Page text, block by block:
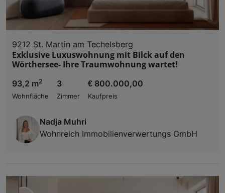
9212 St. Martin am Techelsberg
Exklusive Luxuswohnung mit Bilck auf den
Wörthersee- Ihre Traumwohnung wartet!
93,2 m2
Wohnfläche
3
Zimmer
€ 800.000,00
Kaufpreis
Nadja Muhri
Wohnreich Immobilienverwertungs GmbH